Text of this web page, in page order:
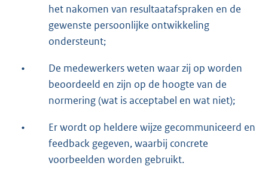
het nakomen van resultaatafspraken en de
gewenste persoonlijke ontwikkeling
ondersteunt;
•
De medewerkers weten waar zij op worden
beoordeeld en zijn op de hoogte van de
normering (wat is acceptabel en wat niet);
•
Er wordt op heldere wijze gecommuniceerd en
feedback gegeven, waarbij concrete
voorbeelden worden gebruikt.